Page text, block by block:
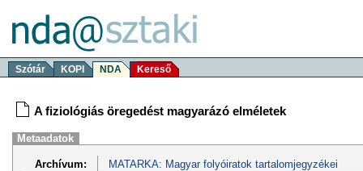
Szótár KOPI NDA Kereső
A fiziológiás öregedést magyarázó elméletek
Metaadatok
Archívum:
MATARKA: Magyar folyóiratok tartalomjegyzékei